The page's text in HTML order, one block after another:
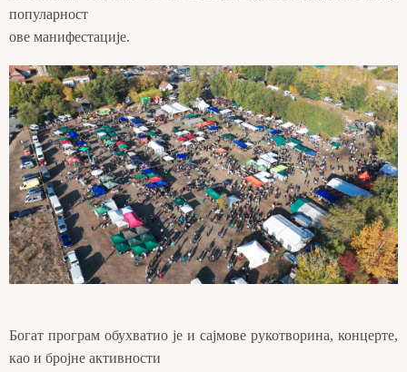
популарност
ове манифестације.
Богат програм обухватио је и сајмове рукотворина, концерте,
као и бројне активности